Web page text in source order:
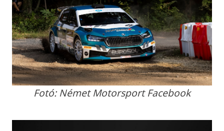
Fotó: Német Motorsport Facebook